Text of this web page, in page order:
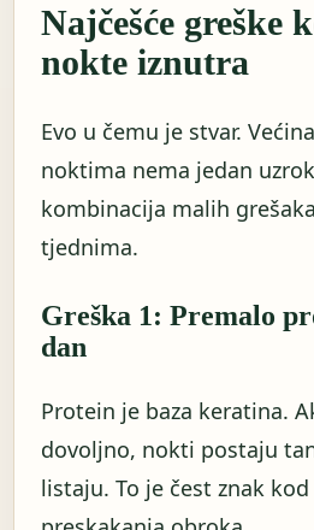
Najčešće greške
nokte iznutra
Evo u čemu je stvar.
noktima nema jedan
kombinacija malih
tjednima.
Greška 1: Premalo
dan
Protein je baza keratina.
dovoljno, nokti postaju
listaju. To je čest znak